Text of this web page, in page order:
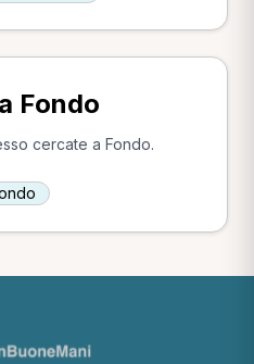
Fondo
cercate a Fondo.